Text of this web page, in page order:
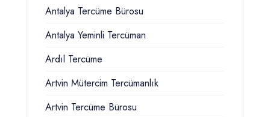
Antalya Tercüme Bürosu
Antalya Yeminli Tercüman
Ardıl Tercüme
Artvin Mütercim Tercümanlık
Artvin Tercüme Bürosu